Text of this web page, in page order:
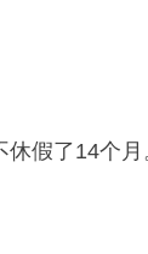
假了14个